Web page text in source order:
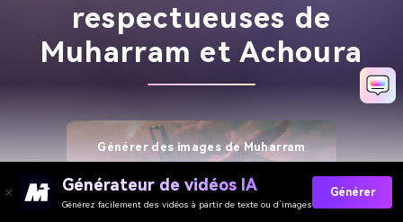
respectueuses de
Muharram et Achoura
Générer des images de Muharram
Générateur de vidéos IA
Générez facilement des vidéos à partir de texte ou d’images
Générer